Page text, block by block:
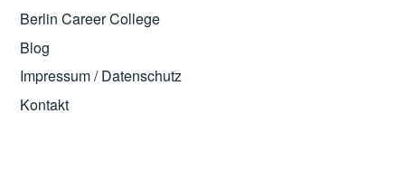
Berlin Career College
Blog
Impressum / Datenschutz
Kontakt